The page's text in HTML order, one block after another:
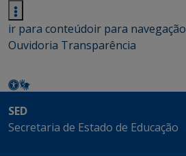
ir para conteúdoir para navegação
Ouvidoria Transparência
SED
Secretaria de Estado de Educação